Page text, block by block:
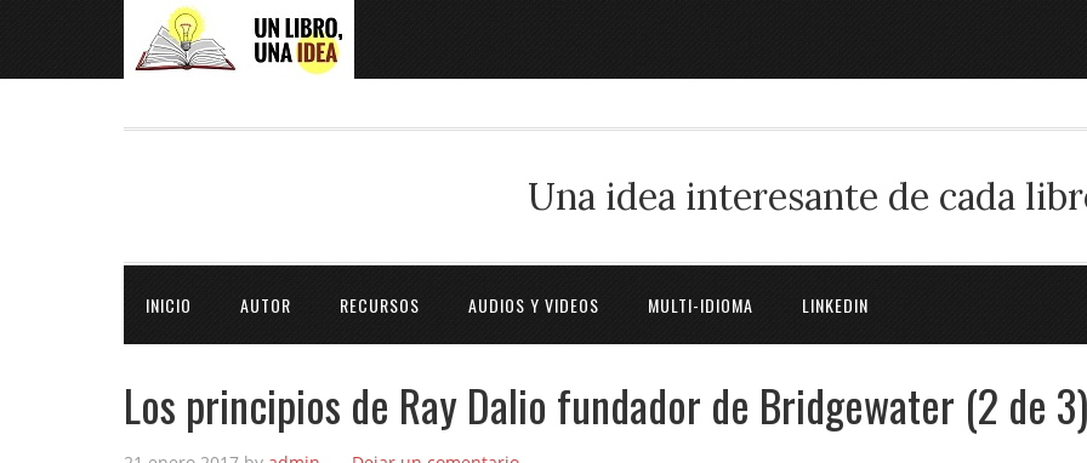
Una idea interesante de cada
INICIO AUTOR RECURSOS AUDIOS Y VIDEOS MULTI-IDIOMA LINKEDIN
Los principios de Ray Dalio fundador de Bridgewater (2 de 3)